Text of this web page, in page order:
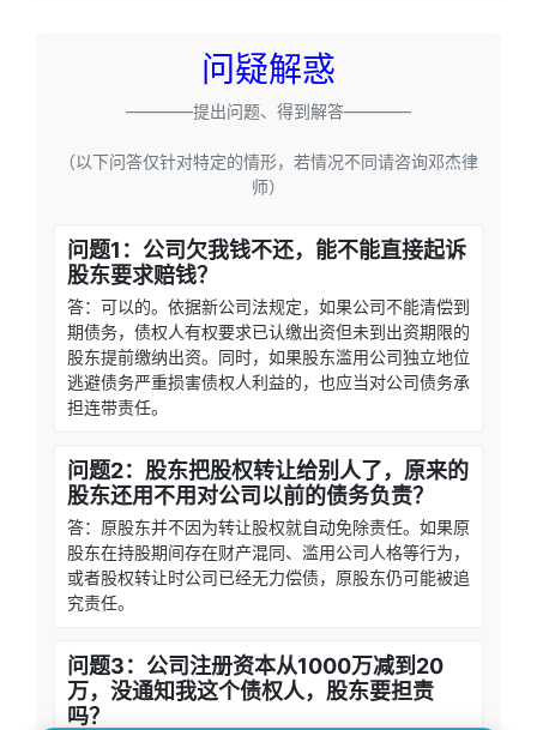
问疑解惑
————提出问题、得到解答————
（以下问答仅针对特定的情形，若情况不同请咨询邓杰律
师）
问题1：公司欠我钱不还，能不能直接起诉
股东要求赔钱？
答：可以的。依据新公司法规定，如果公司不能清偿到
期债务，债权人有权要求已认缴出资但未到出资期限的
股东提前缴纳出资。同时，如果股东滥用公司独立地位
逃避债务严重损害债权人利益的，也应当对公司债务承
担连带责任。
问题2：股东把股权转让给别人了，原来的
股东还用不用对公司以前的债务负责？
答：原股东并不因为转让股权就自动免除责任。如果原
股东在持股期间存在财产混同、滥用公司人格等行为，
或者股权转让时公司已经无力偿债，原股东仍可能被追
究责任。
问题3：公司注册资本从1000万减到20
万，没通知我这个债权人，股东要担责
吗？